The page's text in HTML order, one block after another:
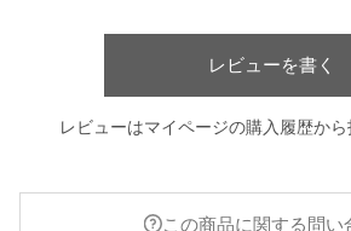
レビューを書く
レビューはマイページの購入履歴か
この商品に関する問い